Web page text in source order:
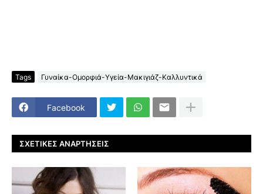
Tags Γυναίκα-Ομορφιά-Υγεία-Μακιγιάζ-Καλλυντικά
Facebook
ΣΧΕΤΙΚΈΣ ΑΝΑΡΤΉΣΕΙΣ